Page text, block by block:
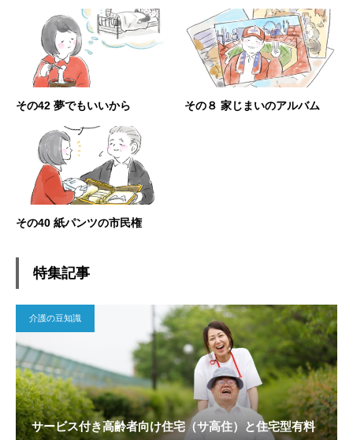
その42 夢でもいいから その８ 家じまいのアルバム
その40 紙パンツの市民権
特集記事
介護の豆知識
サービス付き高齢者向け住宅（サ高住）と住宅型有料